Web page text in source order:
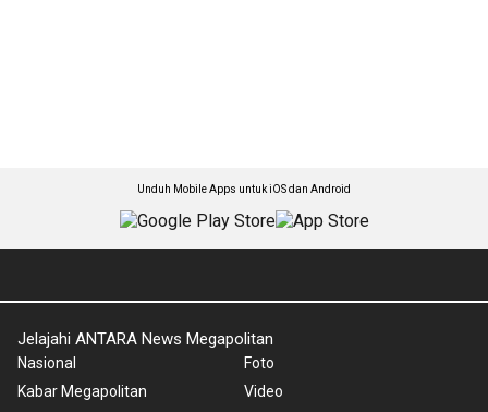
Unduh Mobile Apps untuk iOS dan Android
Jelajahi ANTARA News Megapolitan
Nasional
Kabar Megapolitan
Foto
Video